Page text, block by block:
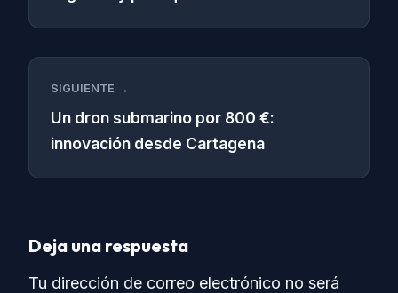
SIGUIENTE →
Un dron submarino por 800 €:
innovación desde Cartagena
Deja una respuesta
Tu dirección de correo electrónico no será